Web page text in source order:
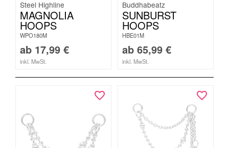
Steel Highline
MAGNOLIA
HOOPS
WPO180M
ab 17,99 €
inkl. MwSt.
Buddhabeatz
SUNBURST
HOOPS
HBE01M
ab 65,99 €
inkl. MwSt.